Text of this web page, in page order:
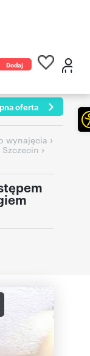
Dodaj
oferta
wynajęcia ›
Szczecin ›